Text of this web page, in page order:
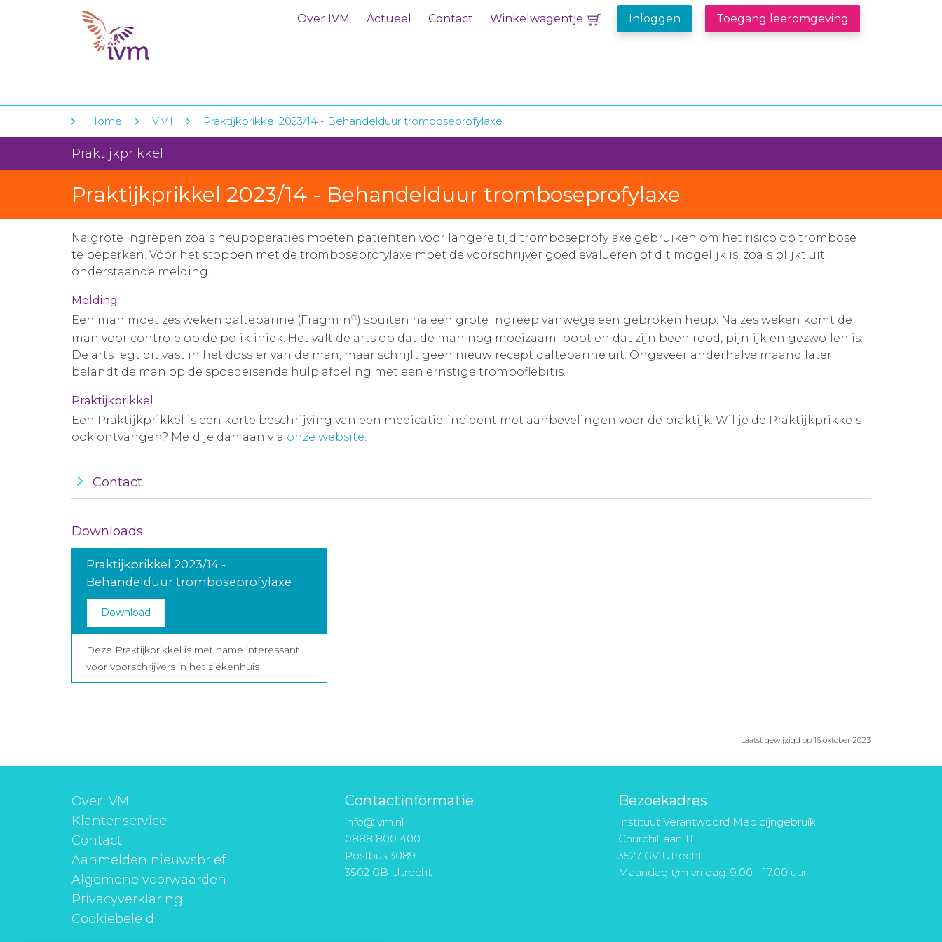
Over IVM Actueel Contact Winkelwagentje Inloggen Toegang leeromgeving
Home VMI Praktijkprikkel 2023/14 - Behandelduur tromboseprofylaxe
Praktijkprikkel
Praktijkprikkel 2023/14 - Behandelduur tromboseprofylaxe
Na grote ingrepen zoals heupoperaties moeten patiënten voor langere tijd tromboseprofylaxe gebruiken om het risico op trombose
te beperken. Vóór het stoppen met de tromboseprofylaxe moet de voorschrijver goed evalueren of dit mogelijk is, zoals blijkt uit
onderstaande melding.
Melding
Een man moet zes weken dalteparine (Fragmin®) spuiten na een grote ingreep vanwege een gebroken heup. Na zes weken komt de
man voor controle op de polikliniek. Het valt de arts op dat de man nog moeizaam loopt en dat zijn been rood, pijnlijk en gezwollen is.
De arts legt dit vast in het dossier van de man, maar schrijft geen nieuw recept dalteparine uit. Ongeveer anderhalve maand later
belandt de man op de spoedeisende hulp afdeling met een ernstige tromboflebitis.
Praktijkprikkel
Een Praktijkprikkel is een korte beschrijving van een medicatie-incident met aanbevelingen voor de praktijk. Wil je de Praktijkprikkels
ook ontvangen? Meld je dan aan via onze website.
Contact
Downloads
Praktijkprikkel 2023/14 -
Behandelduur tromboseprofylaxe
Download
Deze Praktijkprikkel is met name interessant
voor voorschrijvers in het ziekenhuis
Laatst gewijzigd op 16 oktober 2023
Over IVM
Klantenservice
Contact
Aanmelden nieuwsbrief
Algemene voorwaarden
Privacyverklaring
Cookiebeleid
Contactinformatie
info@ivm.nl
0888 800 400
Postbus 3089
3502 GB Utrecht
Bezoekadres
Instituut Verantwoord Medicijngebruik
Churchilllaan 11
3527 GV Utrecht
Maandag t/m vrijdag: 9.00 - 17.00 uur